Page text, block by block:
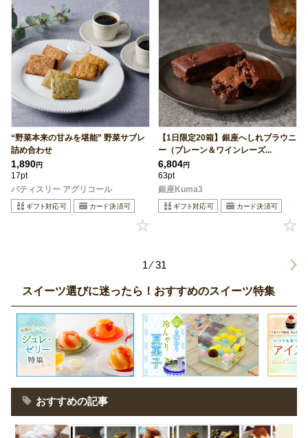
“野菜本来の甘みを堪能” 野菜サブレ
詰め合わせ
1,890円
17pt
パティスリー アグリコール
【1日限定20箱】銀座へしれブラウニ
ー（プレーン＆ワインレーズ...
6,804円
63pt
銀座Kuma3
1 ⁄ 31
スイーツ選びに迷ったら！おすすめのスイーツ特集
おすすめの記事